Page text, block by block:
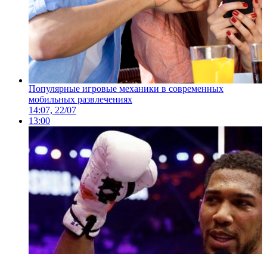
Популярные игровые механики в современных
мобильных развлечениях
14:07, 22/07
13:00